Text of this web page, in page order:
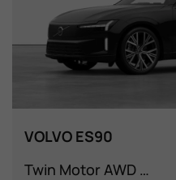
VOLVO ES90
Twin Motor AWD Ultra